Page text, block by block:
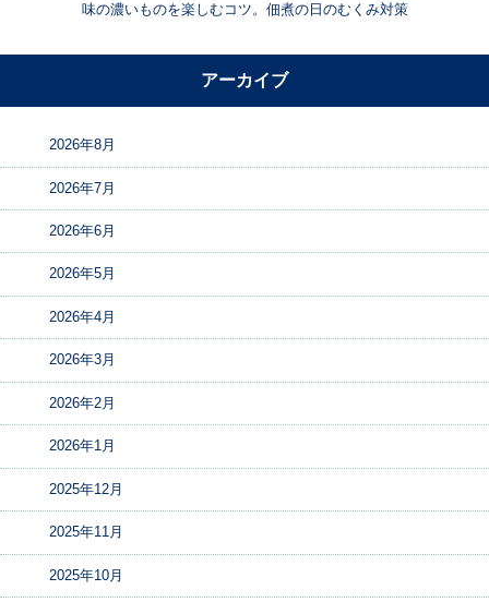
味の濃いものを楽しむコツ。佃煮の日のむくみ対策
アーカイブ
2026年8月
2026年7月
2026年6月
2026年5月
2026年4月
2026年3月
2026年2月
2026年1月
2025年12月
2025年11月
2025年10月